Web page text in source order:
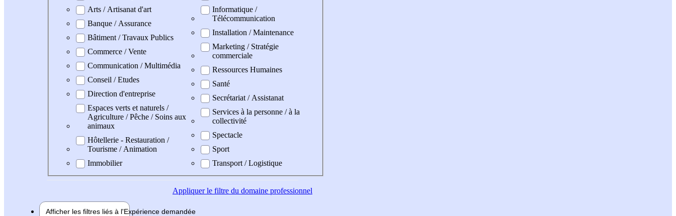
Arts / Artisanat d'art
Banque / Assurance
Bâtiment / Travaux Publics
Commerce / Vente
Communication / Multimédia
Conseil / Etudes
Direction d'entreprise
Espaces verts et naturels /
Agriculture / Pêche / Soins aux
animaux
Hôtellerie - Restauration /
Tourisme / Animation
Immobilier
Informatique /
Télécommunication
Installation / Maintenance
Marketing / Stratégie
commerciale
Ressources Humaines
Santé
Secrétariat / Assistanat
Services à la personne / à la
collectivité
Spectacle
Sport
Transport / Logistique
Appliquerle filtre du domaine professionnel
Afficher les filtres liés à l'Expérience demandée